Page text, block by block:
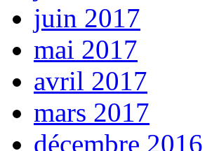
juin 2017
mai 2017
avril 2017
mars 2017
décembre 2016